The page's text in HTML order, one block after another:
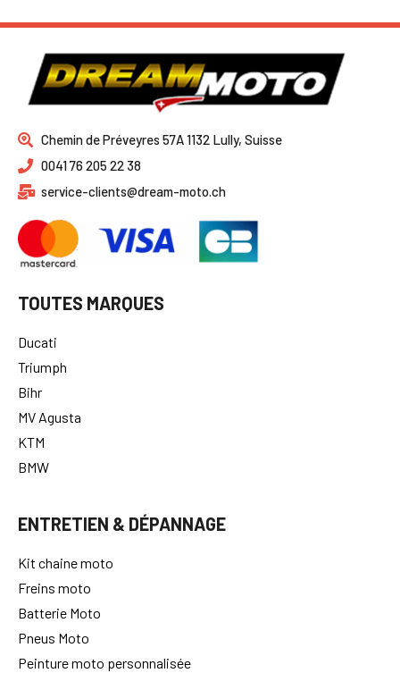
Chemin de Préveyres 57A 1132 Lully, Suisse
0041 76 205 22 38
service-clients@dream-moto.ch
TOUTES MARQUES
Ducati
Triumph
Bihr
MV Agusta
KTM
BMW
ENTRETIEN & DÉPANNAGE
Kit chaine moto
Freins moto
Batterie Moto
Pneus Moto
Peinture moto personnalisée